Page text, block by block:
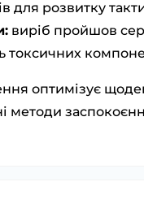
для розвитку
виріб пройшов
токсичних
оптимізує
методи